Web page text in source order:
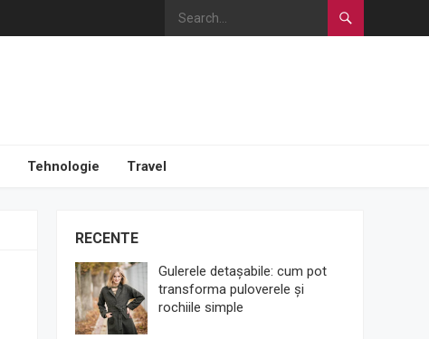
Tehnologie Travel
RECENTE
Gulerele detașabile: cum pot
transforma puloverele și
rochiile simple